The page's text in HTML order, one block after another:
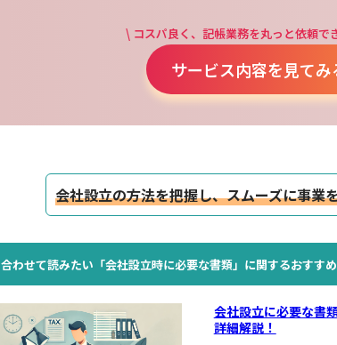
\ コスパ良く、記帳業務を丸っと依頼で
サービス内容を見て
会社設立の方法を把握し、スムーズに事業
合わせて読みたい「会社設立時に必要な書類」に関するおすす
会社設立に必要な書
詳細解説！